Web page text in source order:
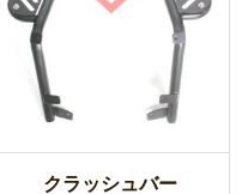
クラッシュバー